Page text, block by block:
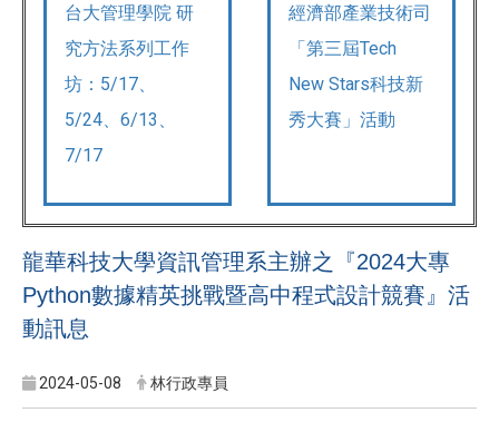
台大管理學院 研
究方法系列工作
坊：5/17、
5/24、6/13、
7/17
經濟部產業技術司
「第三屆Tech
New Stars科技新
秀大賽」活動
​龍華科技大學資訊管理系主辦之『2024大專
Python數據精英挑戰暨高中程式設計競賽』活
動訊息
2024-05-08 林行政專員